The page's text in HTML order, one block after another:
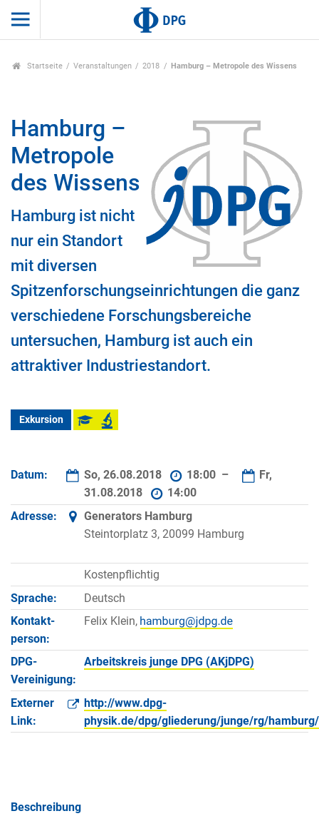
Startseite Veranstaltungen 2018 Hamburg – Metropole des Wissens
Hamburg –
Metropole
des Wissens
Hamburg ist nicht
nur ein Standort
mit diversen
Spitzenforschungseinrichtungen die ganz
verschiedene Forschungsbereiche
untersuchen, Hamburg ist auch ein
attraktiver Industriestandort.
Exkursion
Datum: So, 26.08.2018 18:00 –
Fr,
31.08.2018
14:00
Adresse:
Generators Hamburg
Steintorplatz 3, 20099 Hamburg
Kostenpflichtig
Sprache:
Deutsch
Kontakt­
person:
Felix Klein,
DPG-
Vereinigung:
Arbeitskreis junge DPG (AKjDPG)
Externer
Link:
http://www.dpg-
physik.de/dpg/gliederung/junge/rg/
Beschreibung